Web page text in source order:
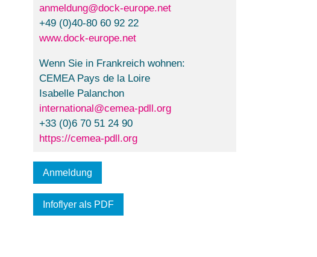
anmeldung@dock-europe.net
+49 (0)40-80 60 92 22
www.dock-europe.net
Wenn Sie in Frankreich wohnen:
CEMEA Pays de la Loire
Isabelle Palanchon
international@cemea-pdll.org
+33 (0)6 70 51 24 90
https://cemea-pdll.org
Anmeldung
Infoflyer als PDF